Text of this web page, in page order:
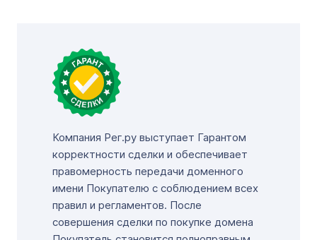
Компания Рег.ру выступает Гарантом
корректности сделки и обеспечивает
правомерность передачи доменного
имени Покупателю с соблюдением всех
правил и регламентов. После
совершения сделки по покупке домена